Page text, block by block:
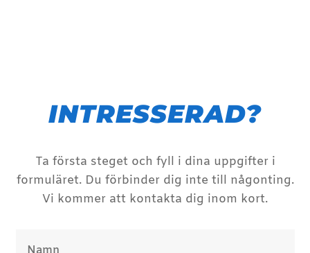
INTRESSERAD?
Ta första steget och fyll i dina uppgifter i
formuläret. Du förbinder dig inte till någonting.
Vi kommer att kontakta dig inom kort.